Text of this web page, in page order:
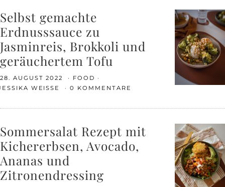
Selbst gemachte
Erdnusssauce zu
Jasminreis, Brokkoli und
geräuchertem Tofu
28. AUGUST 2022
FOOD
WEISSE
0 KOMMENTARE
Sommersalat Rezept mit
Kichererbsen, Avocado,
Ananas und
Zitronendressing